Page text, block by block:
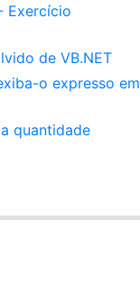
Exercício
de VB.NET
o expresso em
quantidade